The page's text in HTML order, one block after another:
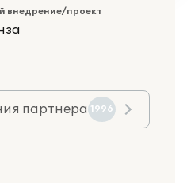
внедрение/проект
партнера 1996